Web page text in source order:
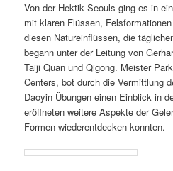
Von der Hektik Seouls ging es in
mit klaren Flüssen,
diesen Natureinflüssen, die
begann unter der Leitung von
Taiji Quan und Qigong. Meister
Centers, bot durch die Vermittlung
Daoyin Übungen einen Einblick in
eröffneten weitere Aspekte der
Formen wiederentdecken konnten.